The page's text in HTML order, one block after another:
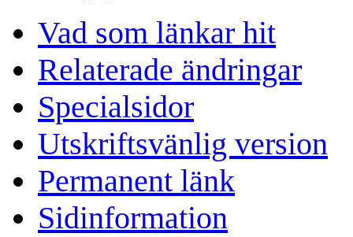
Vad som länkar hit
Relaterade ändringar
Specialsidor
Utskriftsvänlig version
Permanent länk
Sidinformation